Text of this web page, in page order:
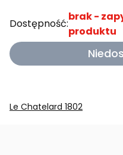
Dostępność:
brak -
produktu
Le Chatelard 1802